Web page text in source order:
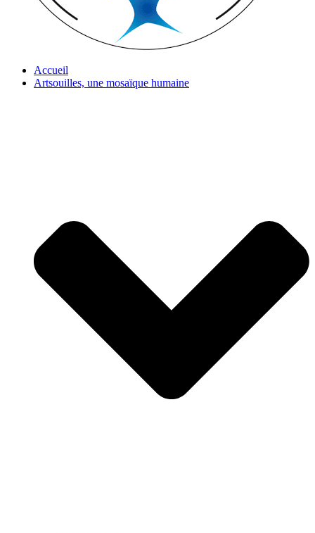
Accueil
Artsouilles, une mosaïque humaine